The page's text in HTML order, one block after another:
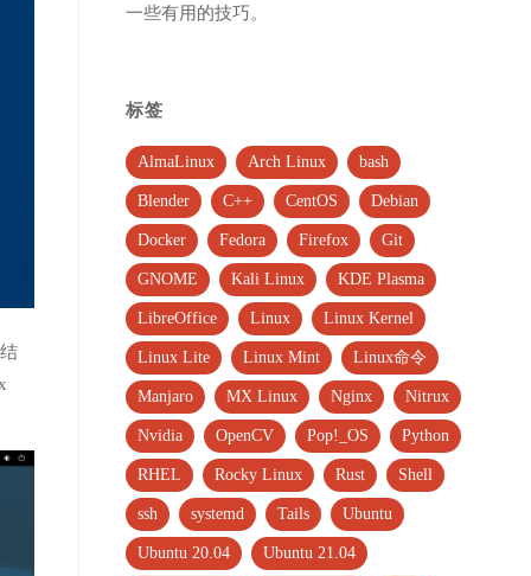
一些有用的技巧。
标签
AlmaLinux Arch Linux bash
Blender C++ CentOS Debian
Docker Fedora Firefox Git
GNOME Kali Linux KDE Plasma
LibreOffice Linux Linux Kernel
Linux Lite Linux Mint Linux命令
Manjaro MX Linux Nginx Nitrux
Nvidia OpenCV Pop!_OS Python
RHEL Rocky Linux Rust Shell
ssh systemd Tails Ubuntu
Ubuntu 20.04 Ubuntu 21.04